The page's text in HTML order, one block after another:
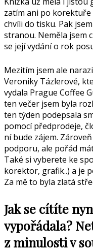
zatím ani po korektuře
chvíli do tisku. Pak
stranou. Neměla jsem
se její vydání o rok
Mezitím jsem ale
Veroniky Tázlerové,
vydala Prague Coffee
ten večer jsem byla
ten týden podepsala
pomocí předprodeje,
ní bude zájem.
podporu, ale pořád
Také si vyberete ke
korektor, grafik..) a je
Za mě to byla zlatá
Jak se cítíte
vypořádala?
z minulosti v